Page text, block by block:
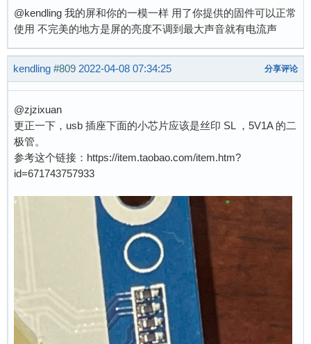
@kendling 我的屏和你的一模一样 用了你提供的固件可以正常
使用 不完美的地方是屏的亮度不调到最大声音就有电流声
kendling #809 2022-04-08 07:34:25 分享评论
@zjzixuan
更正一下，usb 插座下面的小芯片应该是丝印 SL ，5V1A 的二
极管。
参考这个链接：https://item.taobao.com/item.htm?
id=671743757933